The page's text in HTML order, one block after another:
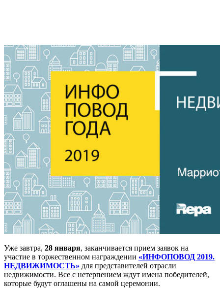
Уже завтра, 28 января, заканчивается прием заявок на
участие в торжественном награждении «ИНФОПОВОД 2019.
НЕДВИЖИМОСТЬ» для представителей отрасли
недвижимости. Все с нетерпением ждут имена победителей,
которые будут оглашены на самой церемонии.